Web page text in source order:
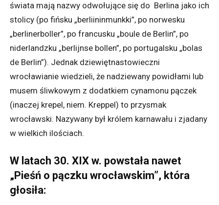
świata mają nazwy odwołujące się do Berlina jako ich
stolicy (po fińsku „berliininmunkki”, po norwesku
„berlinerboller”, po francusku „boule de Berlin”, po
niderlandzku „berlijnse bollen”, po portugalsku „bolas
de Berlin”). Jednak dziewiętnastowieczni
wrocławianie wiedzieli, że nadziewany powidłami lub
musem śliwkowym z dodatkiem cynamonu pączek
(inaczej krepel, niem. Kreppel) to przysmak
wrocławski. Nazywany był królem karnawału i zjadany
w wielkich ilościach.
W latach 30. XIX w. powstała nawet
„Pieśń o pączku wrocławskim”, która
głosiła: